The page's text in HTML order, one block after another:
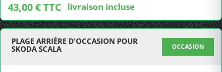
43,00 € TTC livraison incluse
PLAGE ARRIÈRE D'OCCASION POUR
SKODA SCALA
OCCASION